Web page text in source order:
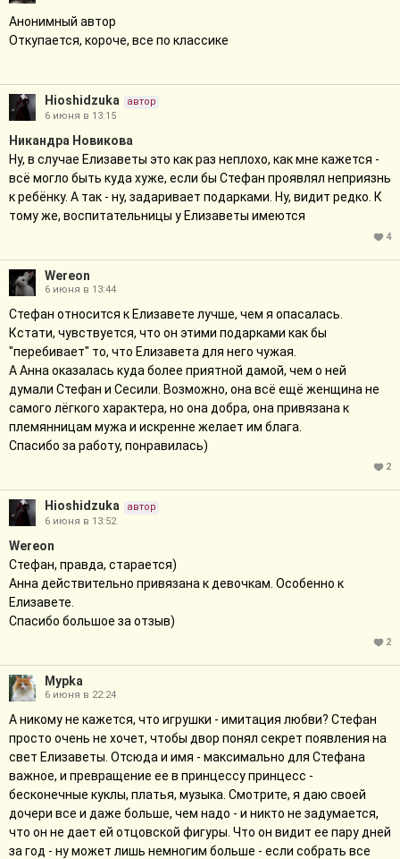
Анонимный автор
Откупается, короче, все по классике
Hioshidzuka
автор
6 июня в 13:15
Никандра Новикова
Ну, в случае Елизаветы это как раз неплохо, как мне кажется -
всё могло быть куда хуже, если бы Стефан проявлял неприязнь
к ребёнку. А так - ну, задаривает подарками. Ну, видит редко. К
тому же, воспитательницы у Елизаветы имеются
4
Wereon
6 июня в 13:44
Стефан относится к Елизавете лучше, чем я опасалась.
Кстати, чувствуется, что он этими подарками как бы
"перебивает" то, что Елизавета для него чужая.
А Анна оказалась куда более приятной дамой, чем о ней
думали Стефан и Сесили. Возможно, она всё ещё женщина не
самого лёгкого характера, но она добра, она привязана к
племянницам мужа и искренне желает им блага.
Спасибо за работу, понравилась)
2
Hioshidzuka
автор
6 июня в 13:52
Wereon
Стефан, правда, старается)
Анна действительно привязана к девочкам. Особенно к
Елизавете.
Спасибо большое за отзыв)
2
Мурkа
6 июня в 22:24
А никому не кажется, что игрушки - имитация любви? Стефан
просто очень не хочет, чтобы двор понял секрет появления на
свет Елизаветы. Отсюда и имя - максимально для Стефана
важное, и превращение ее в принцессу принцесс -
бесконечные куклы, платья, музыка. Смотрите, я даю своей
дочери все и даже больше, чем надо - и никто не задумается,
что он не дает ей отцовской фигуры. Что он видит ее пару дней
за год - ну может лишь немногим больше - если собрать все